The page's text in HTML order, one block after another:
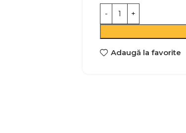
Adaugă la favorite